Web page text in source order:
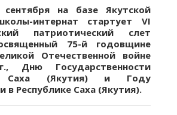
на базе Якутской
интернат стартует VI
патриотический слет
75-й годовщине
Отечественной войне
Дню Государственности
Саха (Якутия) и Году
в Республике Саха (Якутия).